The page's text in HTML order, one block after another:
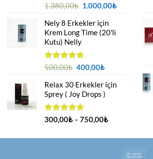
5 üzerinden
aldı
1.380,00₺ Orijinal
1.380,00₺.
1.000,00₺Şu
1.000,00₺.
Nely 8 Erkekler için
Krem Long Time (20'li
Kutu) Nelly
5 üzerinden
aldı
500,00₺ Orijinal
500,00₺.
400,00₺Şu
fiyat:
400,00₺.
Relax 30 Erkekler için
Sprey ( Joy Drops )
5 üzerinden
300,00₺ –750,00₺Fiyat
300,00₺
750,00₺